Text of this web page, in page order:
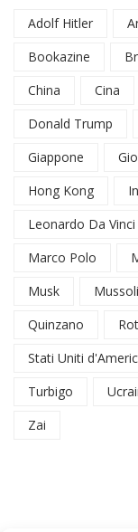
Adolf Hitler
Bookazine
China
Cina
Donald Trump
Giappone
Hong Kong
Leonardo Da Vinci
Marco Polo
Musk
Quinzano
Stati Uniti
Turbigo
Zai